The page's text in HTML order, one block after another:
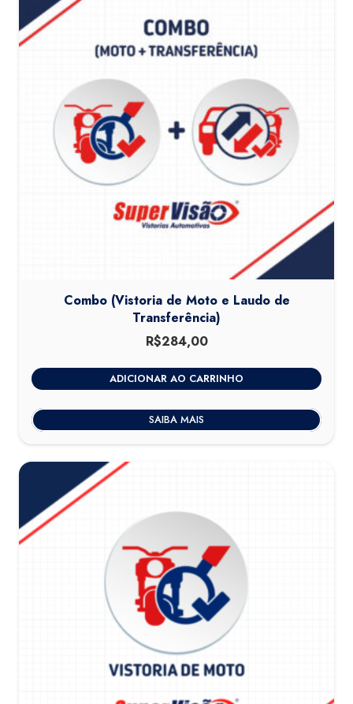
Combo (Vistoria de Moto e Laudo de
Transferência)
R$284,00
ADICIONAR AO CARRINHO
SAIBA MAIS